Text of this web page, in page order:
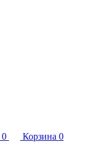
0 Корзина 0